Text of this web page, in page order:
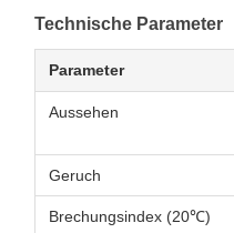
Technische Parameter
Parameter
Aussehen
Geruch
Brechungsindex (20℃)